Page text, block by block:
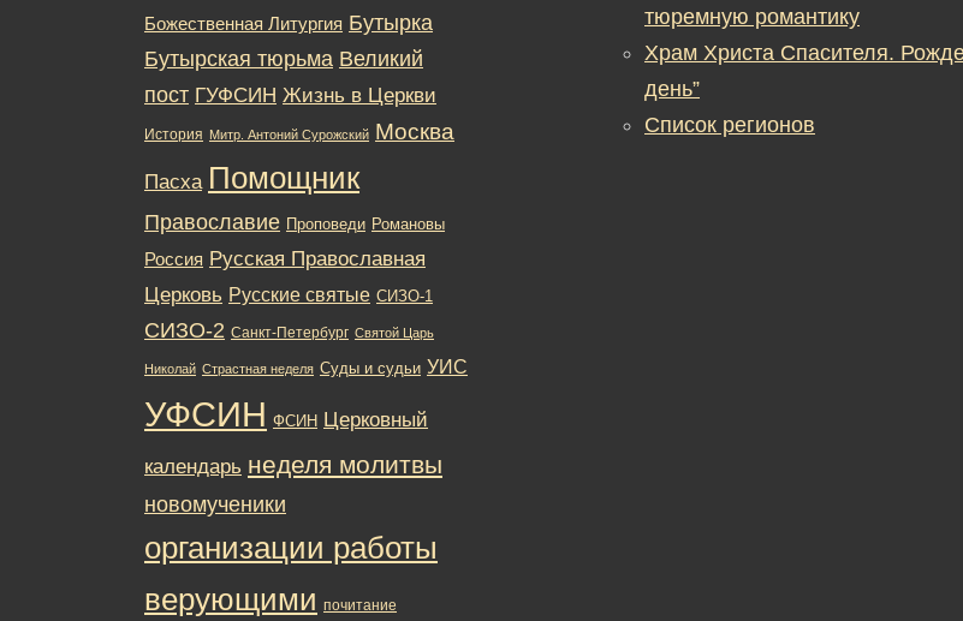
тюремную романтику
Храм Христа Спасителя.
день”
Список регионов
Божественная Литургия Бутырка
Бутырская тюрьма Великий
пост ГУФСИН Жизнь в Церкви
История Митр. Антоний Сурожский Москва
Пасха Помощник
Православие Проповеди Романовы
Россия Русская Православная
Церковь Русские святые СИЗО-1
СИЗО-2 Санкт-Петербург Святой Царь
Николай Страстная неделя Суды и судьи УИС
УФСИН ФСИН Церковный
календарь неделя молитвы
новомученики
организации работы
верующими почитание